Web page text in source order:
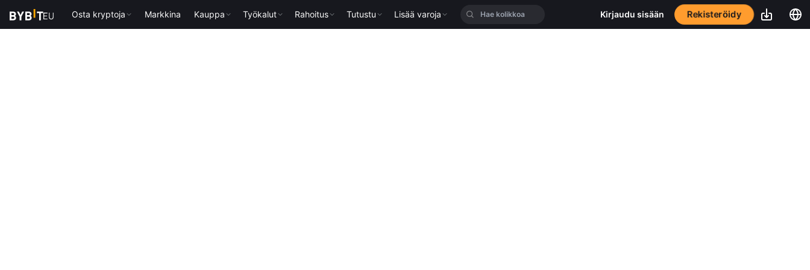
Osta kryptoja Markkina Kauppa Työkalut Rahoitus Tutustu Lisää varoja Kirjaudu sisään Rekisteröidy